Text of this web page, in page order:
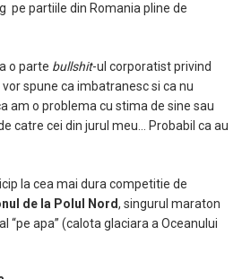
pe partiile din Romania pline de
o parte bullshit-ul corporatist privind
vor spune ca imbatranesc si ca nu
am o problema cu stima de sine sau
catre cei din jurul meu… Probabil ca au
la cea mai dura competitie de
de la Polul Nord, singurul maraton
“pe apa” (calota glaciara a Oceanului